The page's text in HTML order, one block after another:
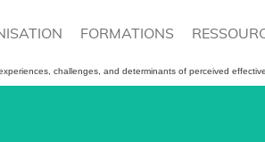
FORMATIONS
challenges, and determinants of perceived